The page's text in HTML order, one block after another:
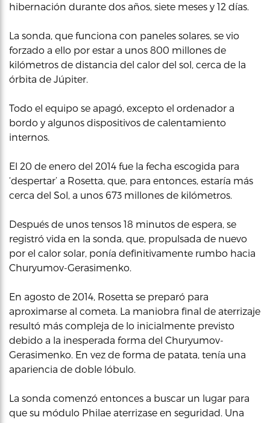
hibernación durante dos años, siete meses y 12 días.
La sonda, que funciona con paneles solares, se vio
forzado a ello por estar a unos 800 millones de
kilómetros de distancia del calor del sol, cerca de la
órbita de Júpiter.
Todo el equipo se apagó, excepto el ordenador a
bordo y algunos dispositivos de calentamiento
internos.
El 20 de enero del 2014 fue la fecha escogida para
‘despertar’ a Rosetta, que, para entonces, estaría más
cerca del Sol, a unos 673 millones de kilómetros.
Después de unos tensos 18 minutos de espera, se
registró vida en la sonda, que, propulsada de nuevo
por el calor solar, ponía definitivamente rumbo hacia
Churyumov-Gerasimenko.
En agosto de 2014, Rosetta se preparó para
aproximarse al cometa. La maniobra final de aterrizaje
resultó más compleja de lo inicialmente previsto
debido a la inesperada forma del Churyumov-
Gerasimenko. En vez de forma de patata, tenía una
apariencia de doble lóbulo.
La sonda comenzó entonces a buscar un lugar para
que su módulo Philae aterrizase en seguridad. Una